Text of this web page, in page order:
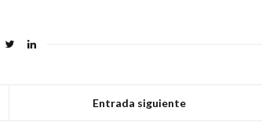
Entrada siguiente